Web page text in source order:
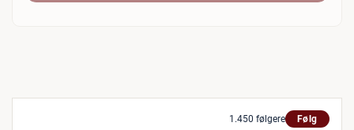
1.450 følgere Følg